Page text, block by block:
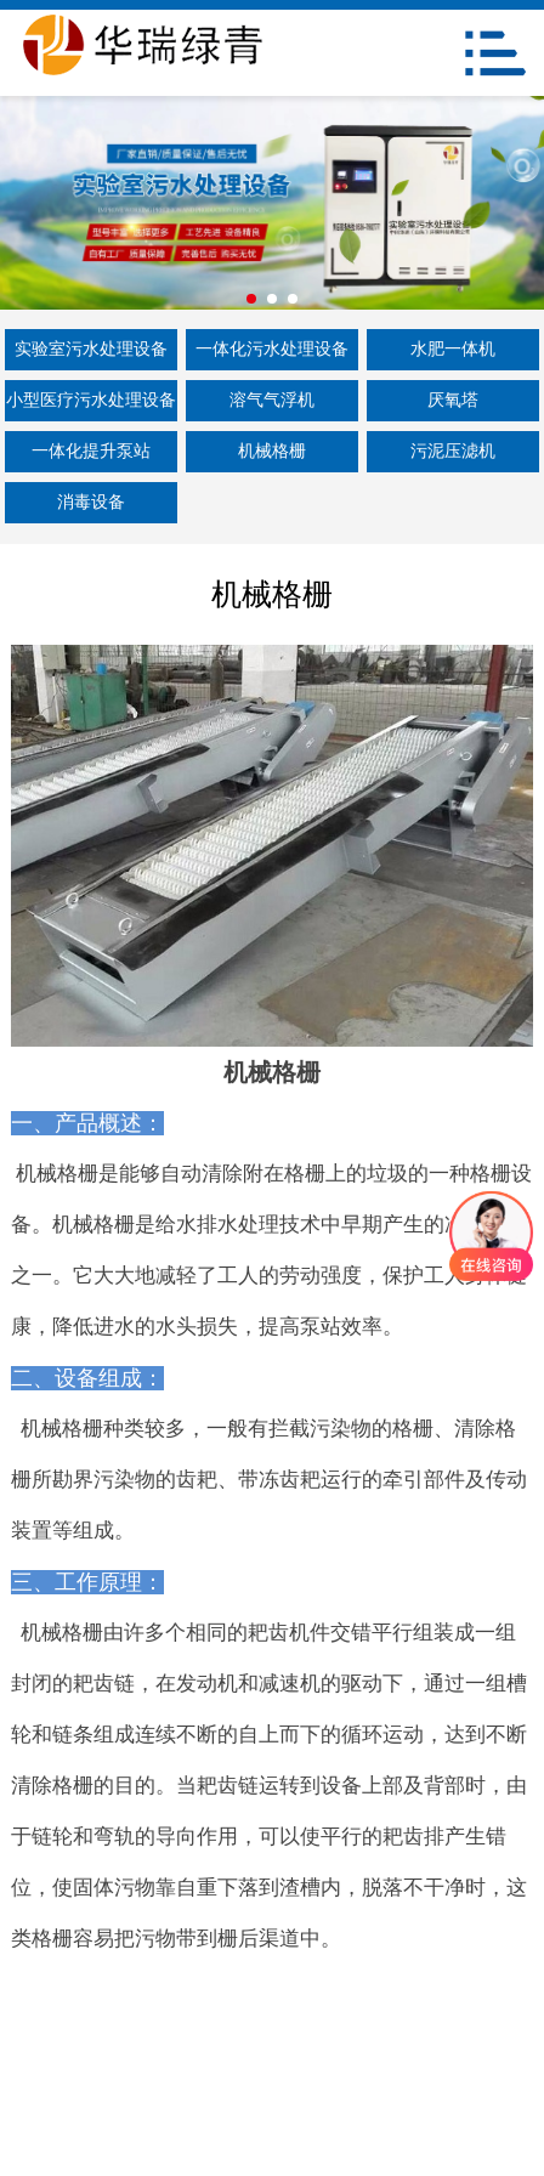
关于我们
产品中心
新闻资讯
工程案例
在线留言
实验室污水处理设备 一体化污水处理设备 水肥一体机
小型医疗污水处理设备 溶气气浮机 厌氧塔
一体化提升泵站 机械格栅 污泥压滤机
消毒设备
机械格栅
机械格栅
一、产品概述：
机械格栅是能够自动清除附在格栅上的垃圾的一种格栅设
备。机械格栅是给水排水处理技术中早期产生的净化设备
之一。它大大地减轻了工人的劳动强度，保护工人身体健
康，降低进水的水头损失，提高泵站效率。
二、设备组成：
机械格栅种类较多，一般有拦截污染物的格栅、清除格
栅所勘界污染物的齿耙、带冻齿耙运行的牵引部件及传动
装置等组成。
三、工作原理：
机械格栅由许多个相同的耙齿机件交错平行组装成一组
封闭的耙齿链，在发动机和减速机的驱动下，通过一组槽
轮和链条组成连续不断的自上而下的循环运动，达到不断
清除格栅的目的。当耙齿链运转到设备上部及背部时，由
于链轮和弯轨的导向作用，可以使平行的耙齿排产生错
位，使固体污物靠自重下落到渣槽内，脱落不干净时，这
类格栅容易把污物带到栅后渠道中。